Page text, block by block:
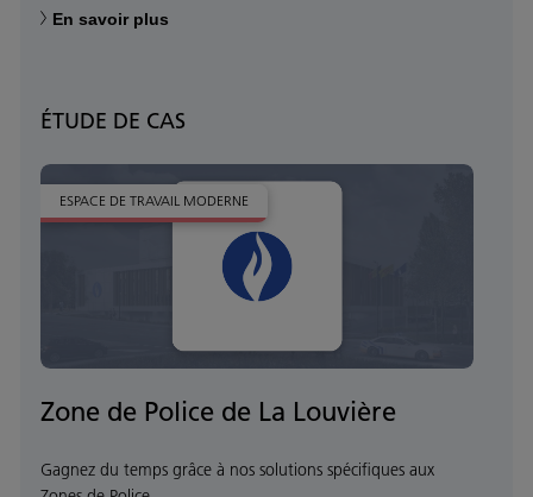
En savoir plus
ÉTUDE DE CAS
ESPACE DE TRAVAIL MODERNE
Zone de Police de La Louvière
Gagnez du temps grâce à nos solutions spécifiques aux